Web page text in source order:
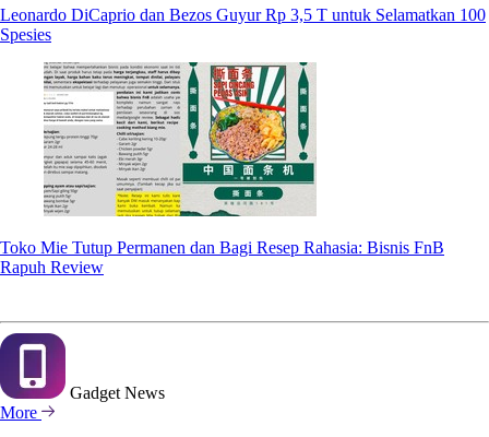
Leonardo DiCaprio dan Bezos Guyur Rp 3,5 T untuk Selamatkan 100
Spesies
Toko Mie Tutup Permanen dan Bagi Resep Rahasia: Bisnis FnB
Rapuh Review
Gadget News
More